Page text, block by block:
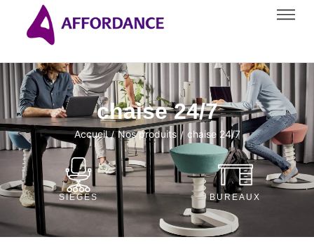
chaise 24/7
Accueil / Nos produits / chaise 24/7
SIÈGES BUREAUX